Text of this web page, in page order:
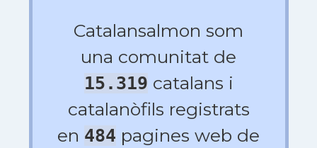
Catalansalmon som
una comunitat de
15.319 catalans i
catalanòfils registrats
en 484 pagines web de